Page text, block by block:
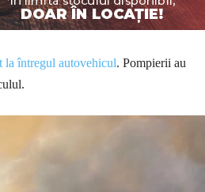
la întregul autovehicul. Pompierii au